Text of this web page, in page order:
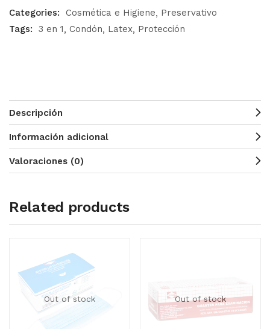
Categories:
Cosmética e Higiene
Preservativo
Tags:
3 en 1 Condón Latex Protección
Descripción
Información adicional
Valoraciones (0)
Related products
Out of stock Out of stock